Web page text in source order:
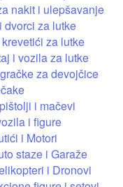
nakit i ulepšavanje
dvorci za lutke
za lutke
i vozila za lutke
za devojčice
i mačevi
i figure
i Motori
staze i Garaže
i Dronovi